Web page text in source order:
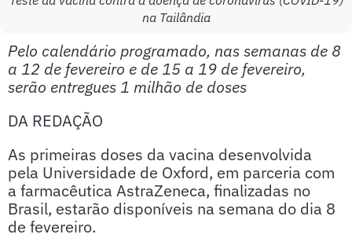
na Tailândia
Pelo calendário programado, nas semanas de 8
a 12 de fevereiro e de 15 a 19 de fevereiro,
serão entregues 1 milhão de doses
DA REDAÇÃO
As primeiras doses da vacina desenvolvida
pela Universidade de Oxford, em parceria com
a farmacêutica AstraZeneca, finalizadas no
Brasil, estarão disponíveis na semana do dia 8
de fevereiro.